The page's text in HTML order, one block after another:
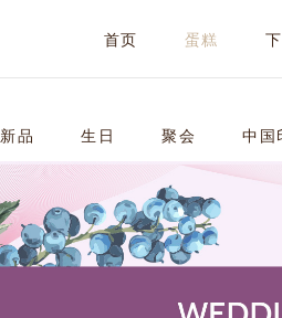
首页 蛋糕
新品 生日 聚会 中国